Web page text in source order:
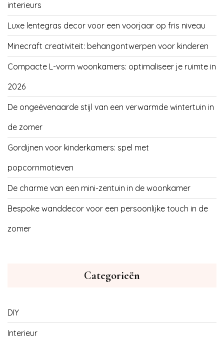
interieurs
Luxe lentegras decor voor een voorjaar op fris niveau
Minecraft creativiteit: behangontwerpen voor kinderen
Compacte L-vorm woonkamers: optimaliseer je ruimte in
2026
De ongeëvenaarde stijl van een verwarmde wintertuin in
de zomer
Gordijnen voor kinderkamers: spel met
popcornmotieven
De charme van een mini-zentuin in de woonkamer
Bespoke wanddecor voor een persoonlijke touch in de
zomer
Categorieën
DIY
Interieur